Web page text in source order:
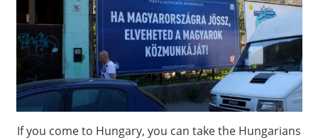
If you come to Hungary, you can take the Hungarians